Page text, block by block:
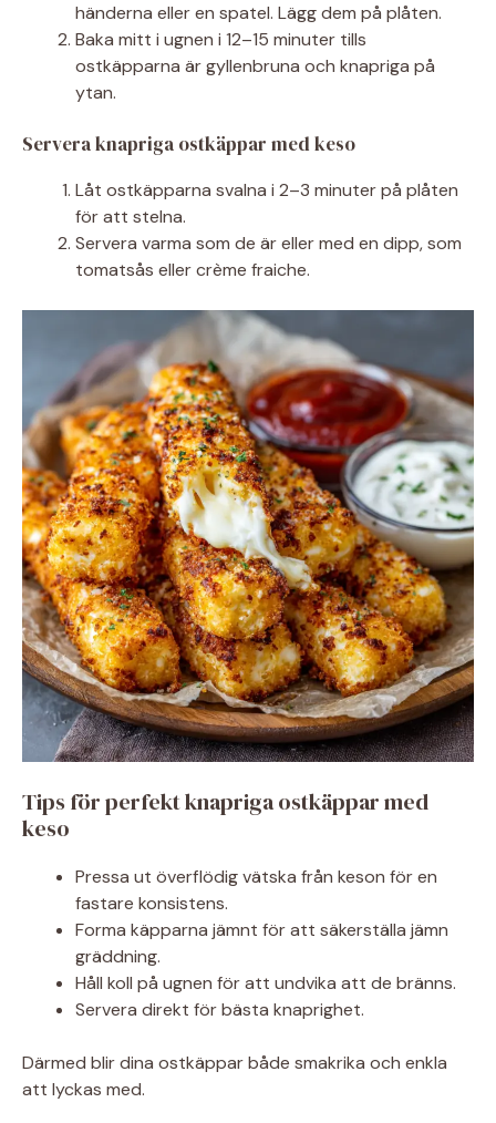
händerna eller en spatel. Lägg dem på plåten.
Baka mitt i ugnen i 12–15 minuter tills
ostkäpparna är gyllenbruna och knapriga på
ytan.
Servera knapriga ostkäppar med keso
Låt ostkäpparna svalna i 2–3 minuter på plåten
för att stelna.
Servera varma som de är eller med en dipp, som
tomatsås eller crème fraiche.
Tips för perfekt knapriga ostkäppar med
keso
Pressa ut överflödig vätska från keson för en
fastare konsistens.
Forma käpparna jämnt för att säkerställa jämn
gräddning.
Håll koll på ugnen för att undvika att de bränns.
Servera direkt för bästa knaprighet.
Därmed blir dina ostkäppar både smakrika och enkla
att lyckas med.